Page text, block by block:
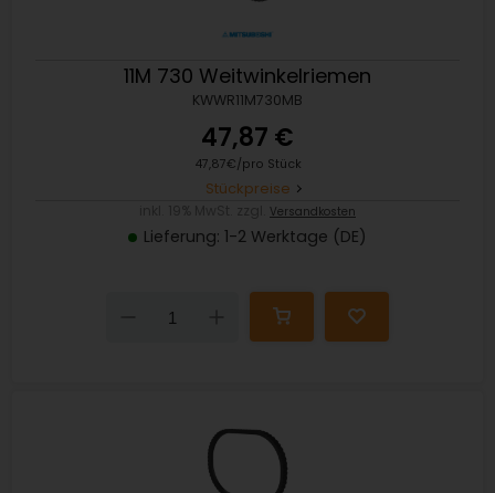
11M 730 Weitwinkelriemen
KWWR11M730MB
47,87 €
47,87€/pro Stück
Stückpreise
Versandkosten
Lieferung: 1-2 Werktage (DE)
Down